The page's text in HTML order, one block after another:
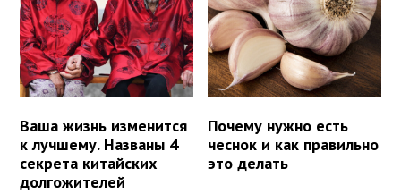
Ваша жизнь изменится
к лучшему. Названы 4
секрета китайских
долгожителей
Почему нужно есть
чеснок и как правильно
это делать